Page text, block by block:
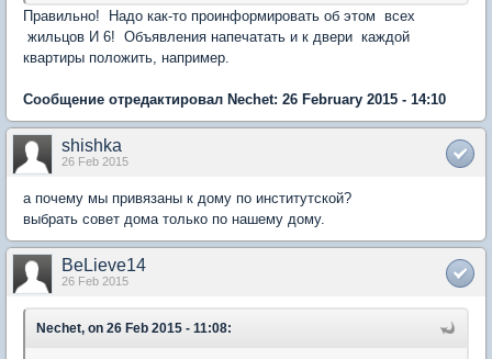
Правильно! Надо как-то проинформировать об этом всех
жильцов И 6! Объявления напечатать и к двери каждой
квартиры положить, например.
Сообщение отредактировал Nechet: 26 February 2015 - 14:10
shishka
26 Feb 2015
а почему мы привязаны к дому по институтской?
выбрать совет дома только по нашему дому.
BeLieve14
26 Feb 2015
Nechet, on 26 Feb 2015 - 11:08: